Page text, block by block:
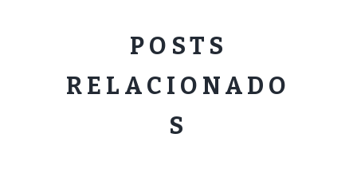
POSTS
RELACIONADO
S